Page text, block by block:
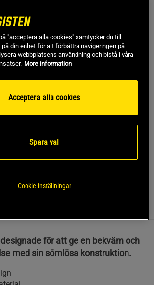
Lägg i varukorgen
Fri retur 14 dagars ångerrätt
7340145388438
Tights från ICANIWILL erbjuder en
för att ge en bekväm och
med sin sömlösa konstruktion.
"acceptera alla cookies" samtycker du till
på din enhet för att förbättra navigeringen på
webbplatsens användning och bistå i våra
More information
Acceptera alla cookies
Spara val
Cookie-inställningar